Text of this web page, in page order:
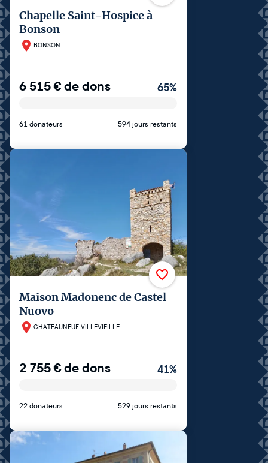
Chapelle Saint-Hospice à
Bonson
BONSON
6 515€de dons 65%
61 donateurs 594 jours restants
Maison Madonenc de Castel
Nuovo
CHATEAUNEUF VILLEVIEILLE
2 755€de dons 41%
22 donateurs 529 jours restants